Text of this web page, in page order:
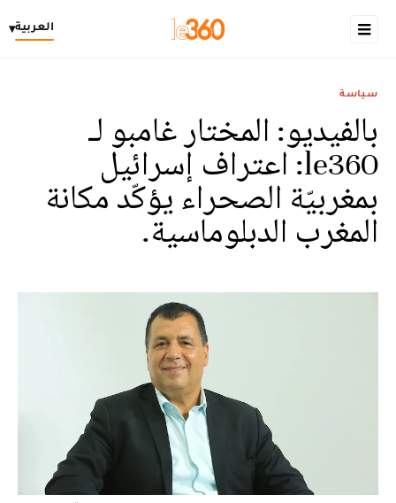
العربية▾
سياسة
بالفيديو: المختار غامبو لـ
le360: اعتراف إسرائيل
بمغربيّة الصحراء يؤكّد مكانة
المغرب الدبلوماسية.